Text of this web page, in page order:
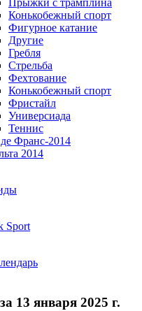
Прыжки с трамплина
Конькобежный спорт
Фигурное катание
Другие
Гребля
Стрельба
Фехтование
Конькобежный спорт
Фристайл
Универсиада
Теннис
Франс-2014
2014
Sport
13 января 2025 г.